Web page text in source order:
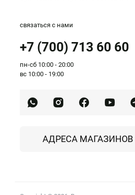
связаться с нами
+7 (700) 713 60 60
пн-сб 10:00 - 20:00
вс 10:00 - 19:00
АДРЕСА МАГАЗИНОВ